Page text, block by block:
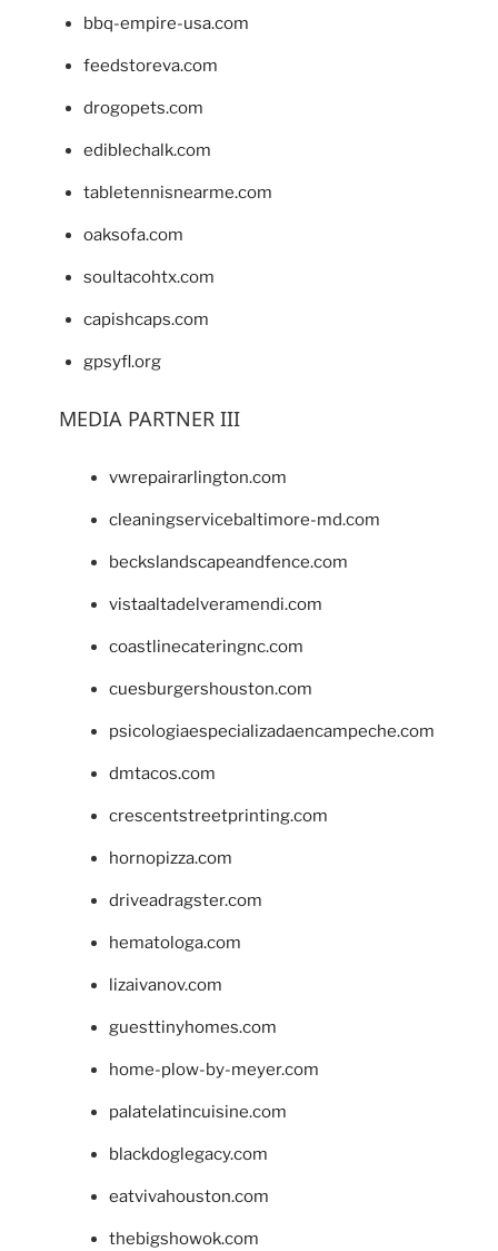
bbq-empire-usa.com
feedstoreva.com
drogopets.com
ediblechalk.com
tabletennisnearme.com
oaksofa.com
soultacohtx.com
capishcaps.com
gpsyfl.org
MEDIA PARTNER III
vwrepairarlington.com
cleaningservicebaltimore-md.com
beckslandscapeandfence.com
vistaaltadelveramendi.com
coastlinecateringnc.com
cuesburgershouston.com
psicologiaespecializadaencampeche.com
dmtacos.com
crescentstreetprinting.com
hornopizza.com
driveadragster.com
hematologa.com
lizaivanov.com
guesttinyhomes.com
home-plow-by-meyer.com
palatelatincuisine.com
blackdoglegacy.com
eatvivahouston.com
thebigshowok.com